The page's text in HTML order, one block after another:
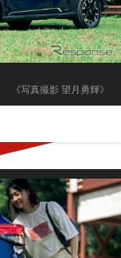
《写真撮影 望月勇輝》